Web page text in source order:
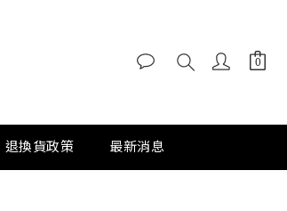
退換貨政策 最新消息